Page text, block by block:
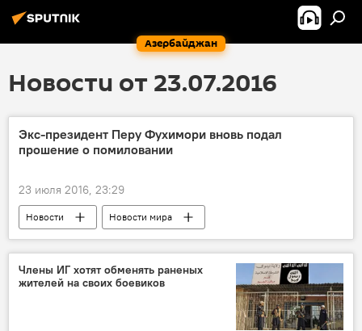
Азербайджан
Новости от 23.07.2016
Экс-президент Перу Фухимори вновь подал
прошение о помиловании
23 июля 2016, 23:29
Новости Новости мира
Члены ИГ хотят обменять раненых
жителей на своих боевиков